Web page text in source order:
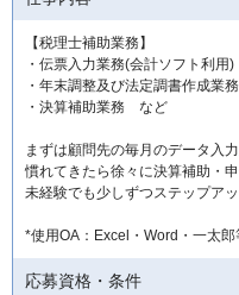
【税理士補助業務】
・伝票入力業務(会計ソフト利用)
・年末調整及び法定調書作成業務
・決算補助業務 など
まずは顧問先の毎月のデータ入
慣れてきたら徐々に決算補助・
未経験でも少しずつステップアッ
*使用OA：Excel・Word・一太郎
応募資格・条件